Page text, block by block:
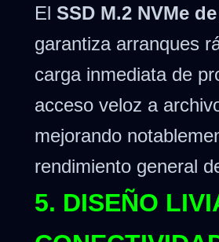
El SSD M.2 NVMe
garantiza arranques
carga inmediata de
acceso veloz a
mejorando
rendimiento general
5. DISEÑO